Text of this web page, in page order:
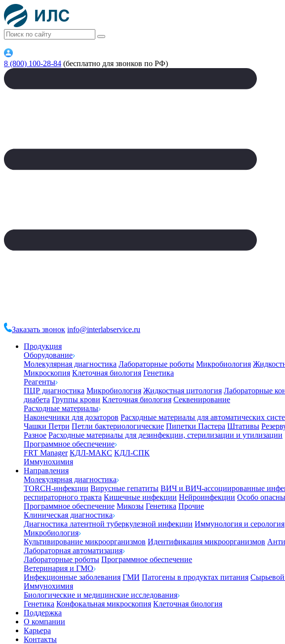
8 (800) 100-28-84 (бесплатно для звонков по РФ)
Заказать звонок info@interlabservice.ru
Продукция
Оборудование
Молекулярная диагностика Лабораторные роботы Микробиология
Микроскопия Клеточная биология Генетика
Реагенты
ПЦР диагностика Микробиология Жидкостная цитология Лабораторные
диабета Группы крови Клеточная биология Секвенирование
Расходные материалы
Наконечники для дозаторов Расходные материалы для автоматических
Чашки Петри Петли бактериологические Пипетки Пастера Штативы
Разное Расходные материалы для дезинфекции, стерилизации и утилизации
Программное обеспечение
FRT Manager КДЛ-МАКС КДЛ-СПК
Иммунохимия
Направления
Молекулярная диагностика
TORCH-инфекции Вирусные гепатиты ВИЧ и ВИЧ-ассоциированные
респираторного тракта Кишечные инфекции Нейроинфекции Особо
Программное обеспечение Микозы Генетика Прочие
Клиническая диагностика
Диагностика латентной туберкулезной инфекции Иммунология и серология
Микробиология
Культивирование микроорганизмов Идентификация микроорганизмов
Лабораторная автоматизация
Лабораторные роботы Программное обеспечение
Ветеринария и ГМО
Инфекционные заболевания ГМИ Патогены в продуктах питания Сырьевой
Иммунохимия
Биологические и медицинские исследования
Генетика Конфокальная микроскопия Клеточная биология
Поддержка
О компании
Карьера
Контакты